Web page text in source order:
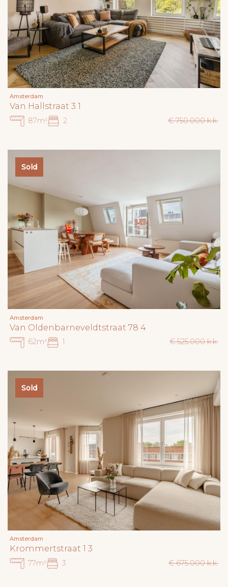
Amsterdam
Van Hallstraat 3 1
87m² 2 € 750.000 k.k.
Sold
Amsterdam
Van Oldenbarneveldtstraat 78 4
62m² 1 € 525.000 k.k.
Sold
Amsterdam
Krommertstraat 1 3
77m² 3 € 675.000 k.k.